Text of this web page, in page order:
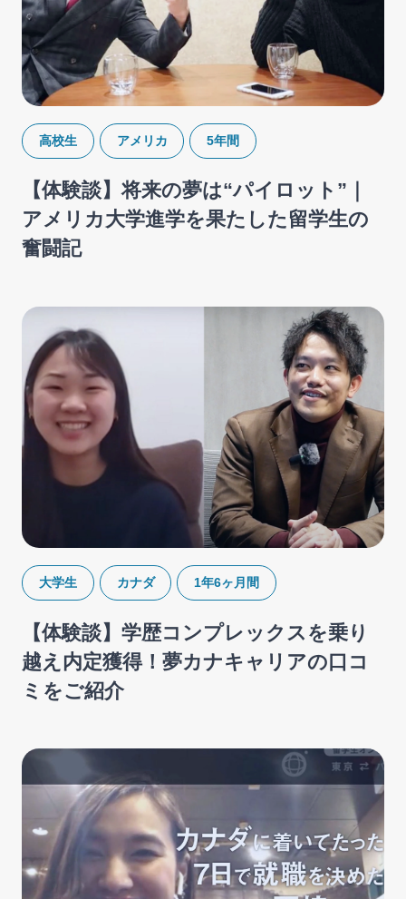
高校生 アメリカ 5年間
【体験談】将来の夢は“パイロット”｜
アメリカ大学進学を果たした留学生の
奮闘記
大学生 カナダ 1年6ヶ月間
【体験談】学歴コンプレックスを乗り
越え内定獲得！夢カナキャリアの口コ
ミをご紹介